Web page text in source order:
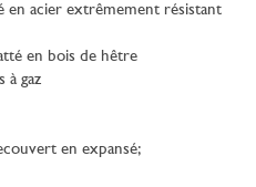
en acier extrêmement résistant
en bois de hêtre
gaz
en expansé;